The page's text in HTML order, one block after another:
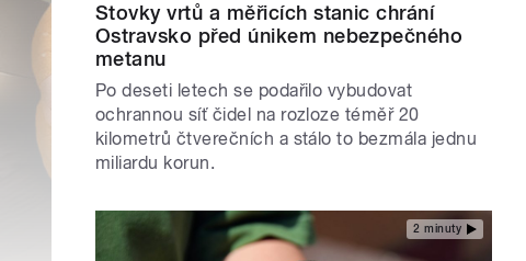
Stovky vrtů a měřicích stanic chrání
Ostravsko před únikem nebezpečného
metanu
Po deseti letech se podařilo vybudovat
ochrannou síť čidel na rozloze téměř 20
kilometrů čtverečních a stálo to bezmála jednu
miliardu korun.
2 minuty